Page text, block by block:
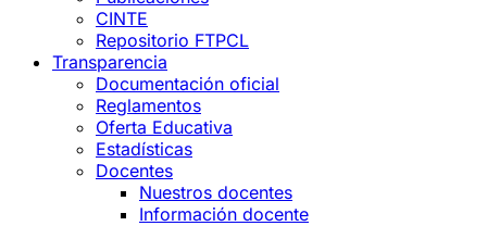
CINTE
Repositorio FTPCL
Transparencia
Documentación oficial
Reglamentos
Oferta Educativa
Estadísticas
Docentes
Nuestros docentes
Información docente